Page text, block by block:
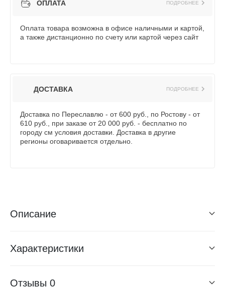
ОПЛАТА ПОДРОБНЕЕ
Оплата товара возможна в офисе наличными и картой,
а также дистанционно по счету или картой через сайт
ДОСТАВКА ПОДРОБНЕЕ
Доставка по Переславлю - от 600 руб., по Ростову - от
610 руб., при заказе от 20 000 руб. - бесплатно по
городу см условия доставки. Доставка в другие
регионы оговаривается отдельно.
Описание
Характеристики
Отзывы 0